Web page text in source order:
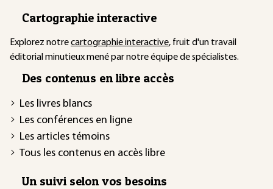
Cartographie interactive
Explorez notrecartographie interactive, fruit d'un travail
éditorial minutieux mené par notre équipe de spécialistes.
Des contenus en libre accès
Les livres blancs
Les conférences en ligne
Les articles témoins
Tous les contenus en accès libre
Un suivi selon vos besoins